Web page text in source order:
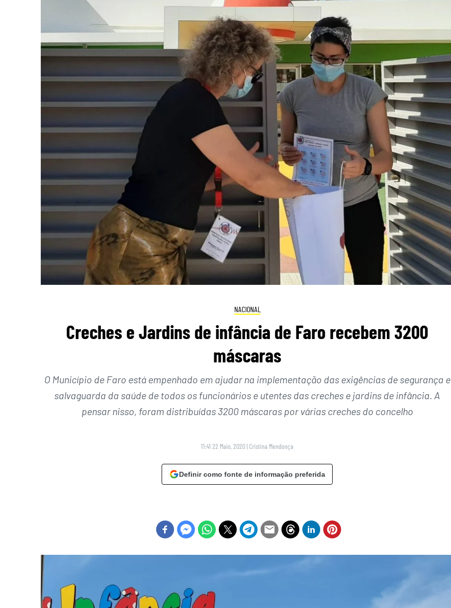
NACIONAL
Creches e Jardins de infância de Faro recebem 3200
máscaras
O Município de Faro está empenhado em ajudar na implementação das exigências de segurança e
salvaguarda da saúde de todos os funcionários e utentes das creches e jardins de infância. A
pensar nisso, foram distribuídas 3200 máscaras por várias creches do concelho
11:41 22 Maio, 2020| Cristina Mendonça
Definir como fonte de informação preferida